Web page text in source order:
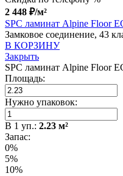
2 448 ₽/м²
SPC ламинат Alpine Floor
Замковое соединение, 43
В КОРЗИНУ
Закрыть
SPC ламинат Alpine Floor
Площадь:
Нужно упаковок:
В 1 уп.: 2.23 м²
Запас:
0%
5%
10%